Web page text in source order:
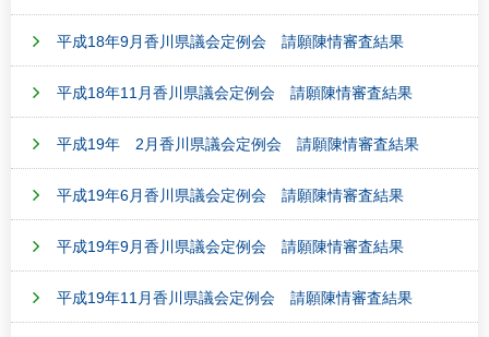
平成18年9月香川県議会定例会 請願陳情審査結果
平成18年11月香川県議会定例会 請願陳情審査結果
平成19年 2月香川県議会定例会 請願陳情審査結果
平成19年6月香川県議会定例会 請願陳情審査結果
平成19年9月香川県議会定例会 請願陳情審査結果
平成19年11月香川県議会定例会 請願陳情審査結果